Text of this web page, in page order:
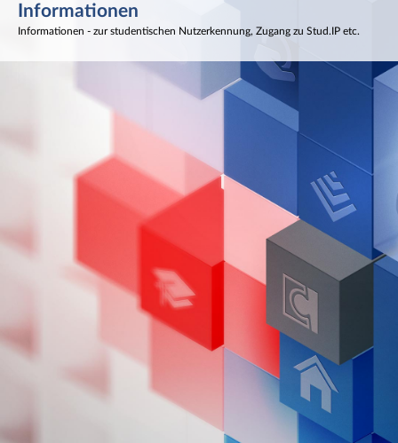
Informationen
Informationen - zur studentischen Nutzerkennung, Zugang zu Stud.IP etc.